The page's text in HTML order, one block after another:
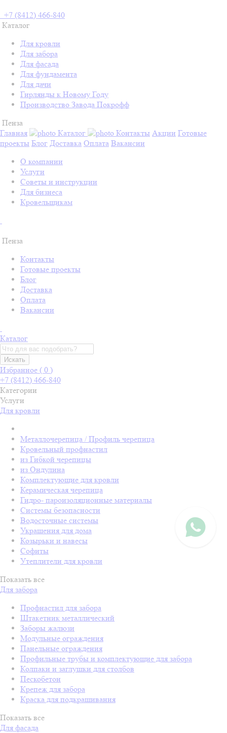
+7 (8412) 466-840
Каталог
Для кровли
Для забора
Для фасада
Для фундамента
Для дачи
Гирлянды к Новому Году
Производство Завода Покрофф
Пенза
Главная
Каталог Контакты Акции Готовые
проекты Блог Доставка Оплата Вакансии
О компании
Услуги
Советы и инструкции
Для бизнеса
Кровельщикам
Пенза
Контакты
Готовые проекты
Блог
Доставка
Оплата
Вакансии
Каталог
Искать
Избранное ( 0 )
+7 (8412) 466-840
Категории
Услуги
Для кровли
Металлочерепица / Профиль черепица
Кровельный профнастил
из Гибкой черепицы
из Ондулина
Комплектующие для кровли
Керамическая черепица
Гидро- пароизоляционные материалы
Системы безопасности
Водосточные системы
Украшения для дома
Козырьки и навесы
Софиты
Утеплители для кровли
Показать все
Для забора
Профнастил для забора
Штакетник металлический
Заборы жалюзи
Модульные ограждения
Панельные ограждения
Профильные трубы и комплектующие для забора
Колпаки и заглушки для столбов
Пескобетон
Крепеж для забора
Краска для подкрашивания
Показать все
Для фасада